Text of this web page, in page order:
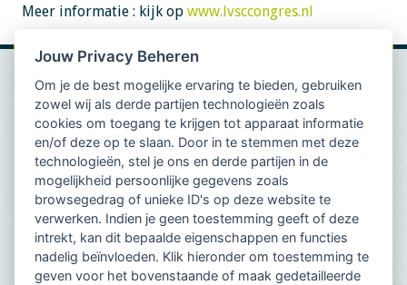
Meer informatie : kijk op www.lvsccongres.nl
Jouw Privacy Beheren
Om je de best mogelijke ervaring te bieden, gebruiken
zowel wij als derde partijen technologieën zoals
cookies om toegang te krijgen tot apparaat informatie
en/of deze op te slaan. Door in te stemmen met deze
technologieën, stel je ons en derde partijen in de
mogelijkheid persoonlijke gegevens zoals
browsegedrag of unieke ID's op deze website te
verwerken. Indien je geen toestemming geeft of deze
intrekt, kan dit bepaalde eigenschappen en functies
nadelig beïnvloeden. Klik hieronder om toestemming te
geven voor het bovenstaande of maak gedetailleerde